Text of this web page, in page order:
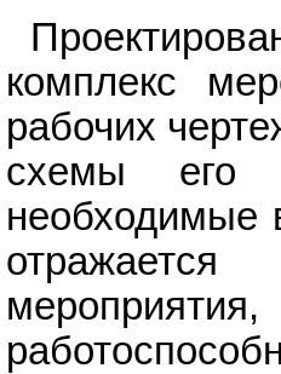
комплекс
рабочих
схемы его
необходимые